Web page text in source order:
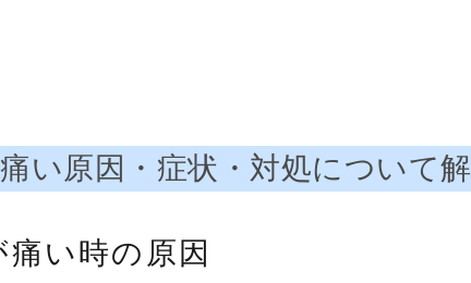
い原因・症状・対処について解
痛い時の原因